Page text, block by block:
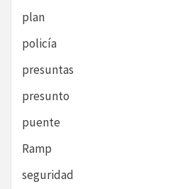
plan
policía
presuntas
presunto
puente
Ramp
seguridad